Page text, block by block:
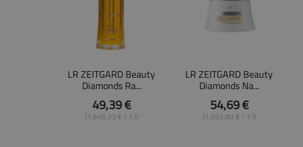
LR ZEITGARD Beauty
Diamonds Ra...
49,39 €
(1.646,33 € / 1 l)
LR ZEITGARD Beauty
Diamonds Na...
54,69 €
(1.093,80 € / 1 l)